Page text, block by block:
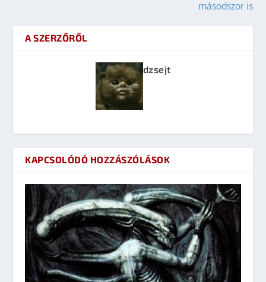
másodszor is
A SZERZŐRŐL
dzsejt
KAPCSOLÓDÓ HOZZÁSZÓLÁSOK